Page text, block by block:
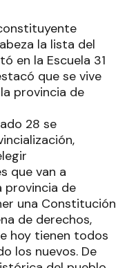
la lista del
en la Escuela 31
que se vive
provincia de
28 se
que van a
provincia de
una Constitución
de derechos,
hoy tienen todos
los nuevos. De